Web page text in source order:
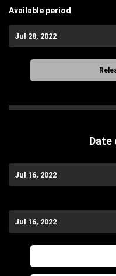
Available period
Jul 28, 2022
Date
Jul 16, 2022
Jul 16, 2022